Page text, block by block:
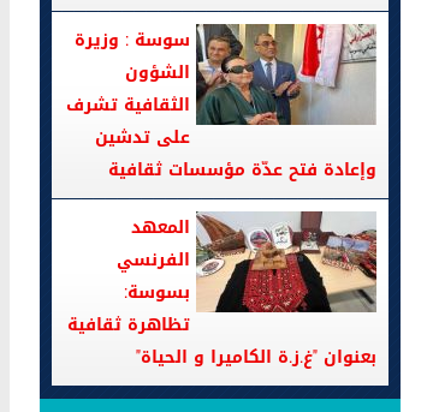
سوسة : وزيرة
الشؤون
الثقافية تشرف
على تدشين
وإعادة فتح عدّة مؤسسات ثقافية
المعهد
الفرنسي
بسوسة:
تظاهرة ثقافية
بعنوان "غ.ز.ة الكاميرا و الحياة"